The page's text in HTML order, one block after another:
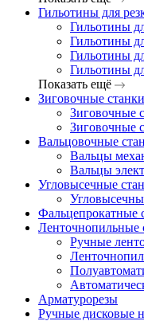
Гильотины для
Гильотины
Гильотины
Гильотины
Гильотины
Показать ещё
Зиговочные станки
Зиговочные
Зиговочные
Вальцовочные
Вальцы
Вальцы
Угловысечные
Фальцепрокатные
Ленточнопильные
Ручные
Арматурорезы
Ручные дисковые